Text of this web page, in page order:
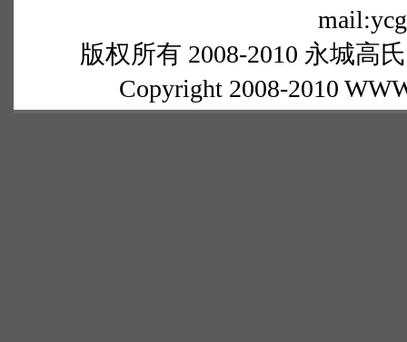
版权所有 2008-2010 永城高
Copyright 2008-2010